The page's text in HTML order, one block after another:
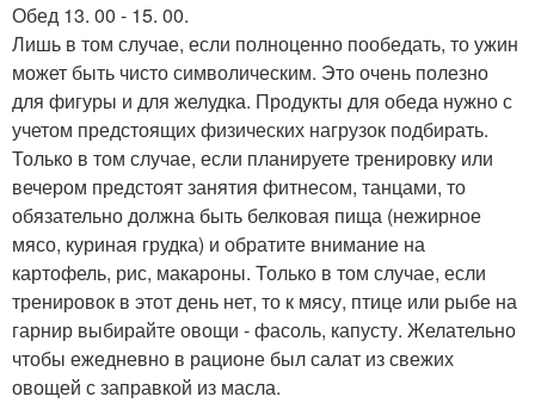
Обед 13. 00 - 15. 00.
Лишь в том случае, если полноценно пообедать, то ужин
может быть чисто символическим. Это очень полезно
для фигуры и для желудка. Продукты для обеда нужно с
учетом предстоящих физических нагрузок подбирать.
Только в том случае, если планируете тренировку или
вечером предстоят занятия фитнесом, танцами, то
обязательно должна быть белковая пища (нежирное
мясо, куриная грудка) и обратите внимание на
картофель, рис, макароны. Только в том случае, если
тренировок в этот день нет, то к мясу, птице или рыбе на
гарнир выбирайте овощи - фасоль, капусту. Желательно
чтобы ежедневно в рационе был салат из свежих
овощей с заправкой из масла.